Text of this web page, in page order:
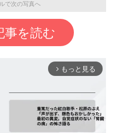
で次の写真へ
事を読む
arrow_forward_ios もっと見る